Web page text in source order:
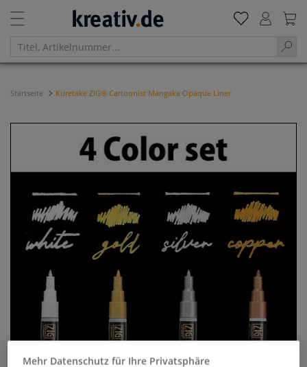
Startseite Kuretake ZIG® Cartoonist Mangaka Opaque Liner
Mehr Datenschutz für Ihre Privatsphäre